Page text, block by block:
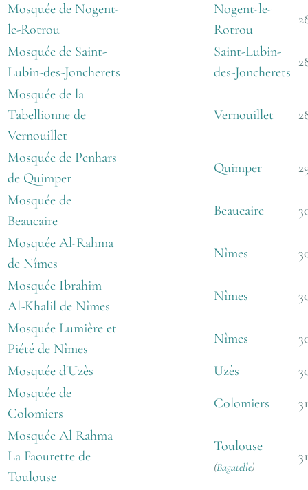
Mosquée de Nogent-
le-Rotrou
Nogent-le-
Rotrou
Mosquée de Saint-
Lubin-des-Joncherets
Saint-Lubin-
des-Joncherets
Mosquée de la
Tabellionne de
Vernouillet
Vernouillet
Mosquée de Penhars
de Quimper
Quimper
Mosquée de
Beaucaire
Beaucaire
Mosquée Al-Rahma
de Nîmes
Nîmes
Mosquée Ibrahim
Al-Khalil de Nîmes
Nîmes
Mosquée Lumière et
Piété de Nîmes
Nîmes
Mosquée d'Uzès
Uzès
Mosquée de
Colomiers
Colomiers
31
Mosquée Al Rahma
La Faourette de
Toulouse
Toulouse
(Bagatelle)
31